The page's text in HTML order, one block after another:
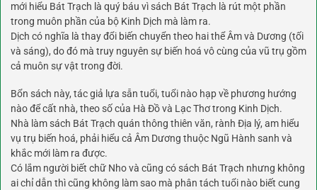
mới hiểu Bát Trạch là quý báu vì sách Bát Trạch là rút một phần
trong muôn phần của bộ Kinh Dịch mà làm ra.
Dịch có nghĩa là thay đổi biến chuyển theo hai thể Âm và Dương (tối
và sáng), do đó mà truy nguyên sự biến hoá vô cùng của vũ trụ gồm
cả muôn sự vật trong đời.
Bổn sách này, tác giả lựa sẵn tuổi, tuổi nào hạp về phương hướng
nào để cất nhà, theo số của Hà Đồ và Lạc Thơ trong Kinh Dịch.
Nhà làm sách Bát Trạch quán thông thiên văn, rành Địa lý, am hiểu
vụ trụ biến hoá, phải hiểu cả Âm Dương thuộc Ngũ Hành sanh và
khắc mới làm ra được.
Có lắm người biết chữ Nho và cũng có sách Bát Trạch nhưng không
ai chỉ dẫn thì cũng không làm sao mà phân tách tuổi nào biết cung